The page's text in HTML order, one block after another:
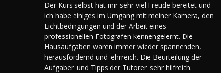
Der Kurs selbst hat mir sehr viel Freude bereitet und
ich habe einiges im Umgang mit meiner Kamera, den
Lichtbedingungen und der Arbeit eines
professionellen Fotografen kennengelernt. Die
Hausaufgaben waren immer wieder spannenden,
herausfordernd und lehrreich. Die Beurteilung der
Aufgaben und Tipps der Tutoren sehr hilfreich.